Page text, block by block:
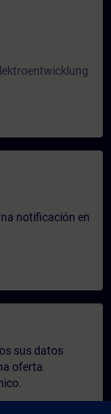
notificación en
sus datos
oferta